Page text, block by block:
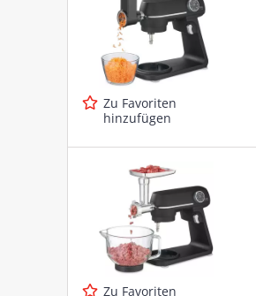
Zu Favoriten
hinzufügen
Zu Favoriten